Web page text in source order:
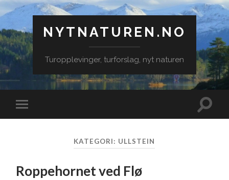
NYTNATUREN.NO
Turopplevinger, turforslag, nyt naturen
Veksle
mobilmeny
Veksle
KATEGORI: ULLSTEIN
Roppehornet ved Flø